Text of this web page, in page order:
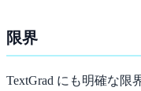
限界
TextGrad にも明確な限